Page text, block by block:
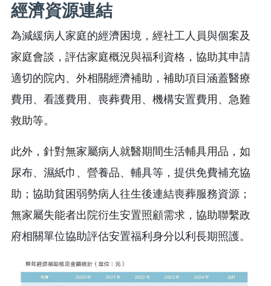
經濟資源連結
為減緩病人家庭的經濟困境，經社工人員與個案及
家庭會談，評估家庭概況與福利資格，協助其申請
適切的院內、外相關經濟補助，補助項目涵蓋醫療
費用、看護費用、喪葬費用、機構安置費用、急難
救助等。
此外，針對無家屬病人就醫期間生活輔具用品，如
尿布、濕紙巾、營養品、輔具等，提供免費補充協
助；協助貧困弱勢病人往生後連結喪葬服務資源；
無家屬失能者出院衍生安置照顧需求，協助聯繫政
府相關單位協助評估安置福利身分以利長期照護。